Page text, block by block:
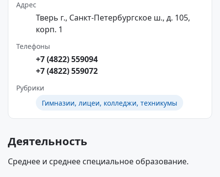
Адрес
Тверь г., Санкт-Петербургское ш., д. 105,
корп. 1
Телефоны
+7 (4822) 559094
+7 (4822) 559072
Рубрики
Гимназии, лицеи, колледжи, техникумы
Деятельность
Среднее и среднее специальное образование.